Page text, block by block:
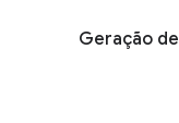
Geração